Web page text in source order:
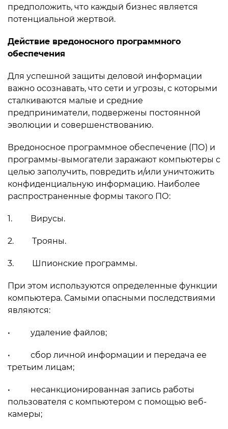
предположить, что каждый бизнес является
потенциальной жертвой.
Действие вредоносного программного
обеспечения
Для успешной защиты деловой информации
важно осознавать, что сети и угрозы, с которыми
сталкиваются малые и средние
предприниматели, подвержены постоянной
эволюции и совершенствованию.
Вредоносное программное обеспечение (ПО) и
программы-вымогатели заражают компьютеры с
целью заполучить, повредить и/или уничтожить
конфиденциальную информацию. Наиболее
распространенные формы такого ПО:
1. Вирусы.
2. Трояны.
3. Шпионские программы.
При этом используются определенные функции
компьютера. Самыми опасными последствиями
являются:
• удаление файлов;
• сбор личной информации и передача ее
третьим лицам;
• несанкционированная запись работы
пользователя с компьютером с помощью веб-
камеры;